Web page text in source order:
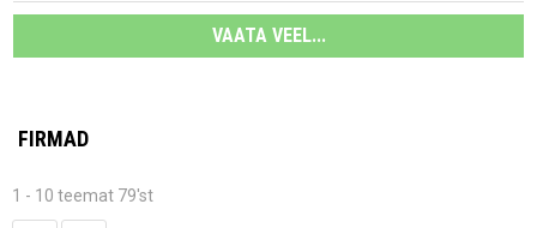
VAATA VEEL...
FIRMAD
1 - 10 teemat 79'st